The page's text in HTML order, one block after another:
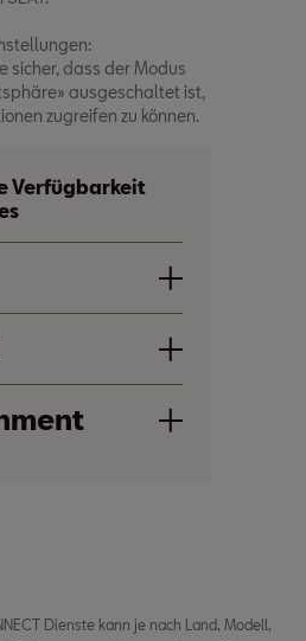
dass der Modus
ausgeschaltet ist,
zugreifen zu können.
Verfügbarkeit
und Herzegowina
production 34/2020
production 10/2020
Dienste kann je nach Land, Modell,